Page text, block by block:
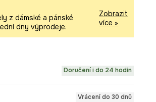
z dámské a pánské
dny výprodeje.
Zobrazit
více »
Doručení i do 24 hodin
Vrácení do 30 dnů